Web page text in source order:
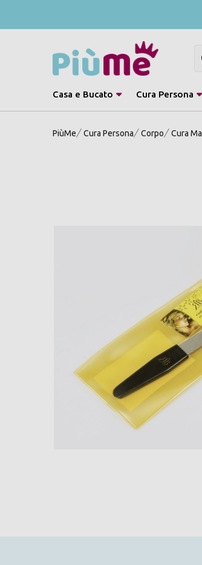
Casa e Bucato Cura Persona
PiùMe Cura Persona Corpo Cura